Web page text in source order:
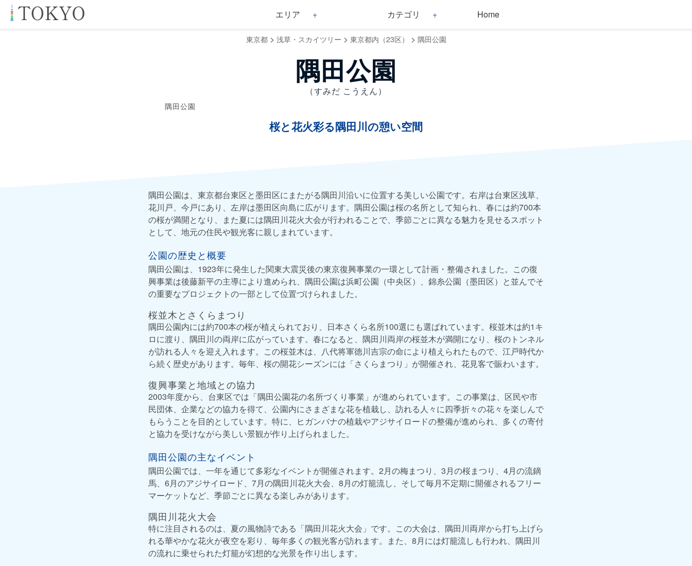
エリア カテゴリ Home
東京都> 浅草・スカイツリー > 東京都内（23区） > 隅田公園
隅田公園
（すみだ こうえん）
隅田公園
桜と花火彩る隅田川の憩い空間
隅田公園は、東京都台東区と墨田区にまたがる隅田川沿いに位置する美しい公園です。右岸は台東区浅草、
花川戸、今戸にあり、左岸は墨田区向島に広がります。隅田公園は桜の名所として知られ、春には約700本
の桜が満開となり、また夏には隅田川花火大会が行われることで、季節ごとに異なる魅力を見せるスポット
として、地元の住民や観光客に親しまれています。
公園の歴史と概要
隅田公園は、1923年に発生した関東大震災後の東京復興事業の一環として計画・整備されました。この復
興事業は後藤新平の主導により進められ、隅田公園は浜町公園（中央区）、錦糸公園（墨田区）と並んでそ
の重要なプロジェクトの一部として位置づけられました。
桜並木とさくらまつり
隅田公園内には約700本の桜が植えられており、日本さくら名所100選にも選ばれています。桜並木は約1キ
ロに渡り、隅田川の両岸に広がっています。春になると、隅田川両岸の桜並木が満開になり、桜のトンネル
が訪れる人々を迎え入れます。この桜並木は、八代将軍徳川吉宗の命により植えられたもので、江戸時代か
ら続く歴史があります。毎年、桜の開花シーズンには「さくらまつり」が開催され、花見客で賑わいます。
復興事業と地域との協力
2003年度から、台東区では「隅田公園花の名所づくり事業」が進められています。この事業は、区民や市
民団体、企業などの協力を得て、公園内にさまざまな花を植栽し、訪れる人々に四季折々の花々を楽しんで
もらうことを目的としています。特に、ヒガンバナの植栽やアジサイロードの整備が進められ、多くの寄付
と協力を受けながら美しい景観が作り上げられました。
隅田公園の主なイベント
隅田公園では、一年を通じて多彩なイベントが開催されます。2月の梅まつり、3月の桜まつり、4月の流鏑
馬、6月のアジサイロード、7月の隅田川花火大会、8月の灯籠流し、そして毎月不定期に開催されるフリー
マーケットなど、季節ごとに異なる楽しみがあります。
隅田川花火大会
特に注目されるのは、夏の風物詩である「隅田川花火大会」です。この大会は、隅田川両岸から打ち上げら
れる華やかな花火が夜空を彩り、毎年多くの観光客が訪れます。また、8月には灯籠流しも行われ、隅田川
の流れに乗せられた灯籠が幻想的な光景を作り出します。